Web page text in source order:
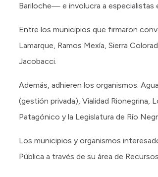
Bariloche— e involucra a especialistas
Entre los municipios que firmaron
Lamarque, Ramos Mexía, Sierra
Jacobacci.
Además, adhieren los organismos:
(gestión privada), Vialidad Rionegrina,
Patagónico y la Legislatura de Río
Los municipios y organismos
Pública a través de su área de